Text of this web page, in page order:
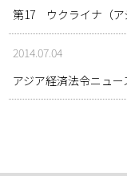
第17 ウクライナ（ア
2014.07.04
アジア経済法令ニュー